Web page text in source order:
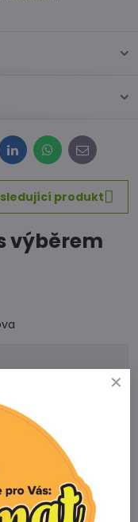
LinkedInWhatsApp
E-
mail
produkt
výběrem